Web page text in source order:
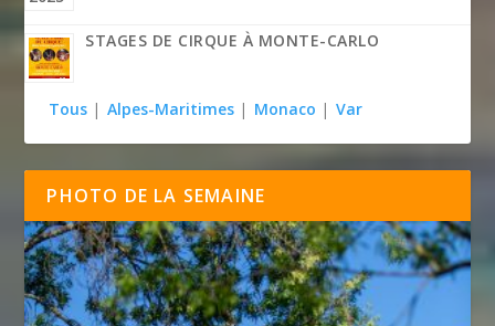
STAGES DE CIRQUE À MONTE-CARLO
Tous | Alpes-Maritimes | Monaco | Var
PHOTO DE LA SEMAINE